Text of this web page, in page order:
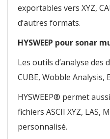
exportables vers XYZ,
d’autres formats.
HYSWEEP pour sonar
Les outils d’analyse
CUBE, Wobble Analysis,
HYSWEEP® permet
fichiers ASCII XYZ, LAS,
personnalisé.